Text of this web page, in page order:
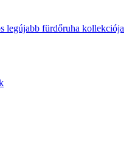
legújabb fürdőruha kollekciója